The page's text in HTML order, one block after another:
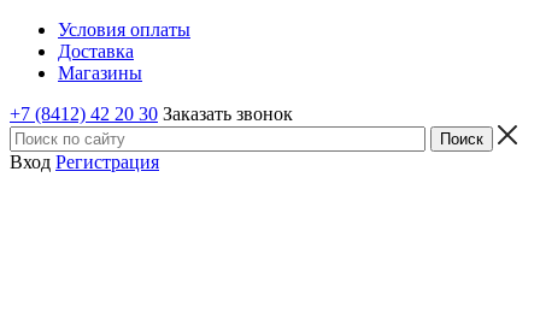
Условия оплаты
Доставка
Магазины
+7 (8412) 42 20 30 Заказать звонок
Вход Регистрация